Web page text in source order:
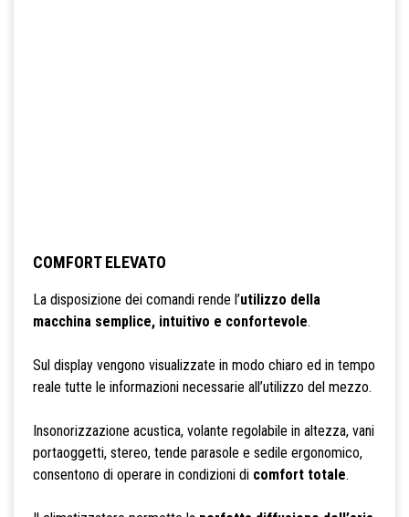
COMFORT ELEVATO
La disposizione dei comandi rende l’utilizzo della
macchina semplice, intuitivo e confortevole.
Sul display vengono visualizzate in modo chiaro ed in tempo
reale tutte le informazioni necessarie all’utilizzo del mezzo.
Insonorizzazione acustica, volante regolabile in altezza, vani
portaoggetti, stereo, tende parasole e sedile ergonomico,
consentono di operare in condizioni di comfort totale.